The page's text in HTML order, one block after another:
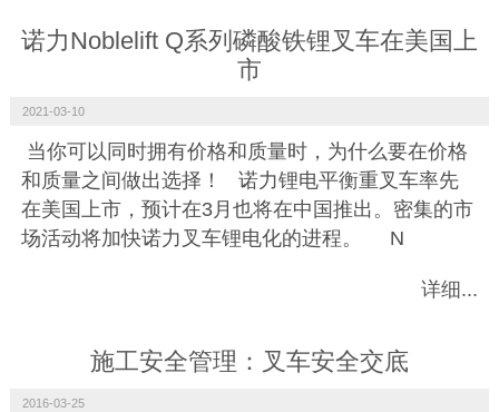
诺力Noblelift Q系列磷酸铁锂叉车在美国上
市
2021-03-10
当你可以同时拥有价格和质量时，为什么要在价格
和质量之间做出选择！ 诺力锂电平衡重叉车率先
在美国上市，预计在3月也将在中国推出。密集的市
场活动将加快诺力叉车锂电化的进程。 N
详细...
施工安全管理：叉车安全交底
2016-03-25